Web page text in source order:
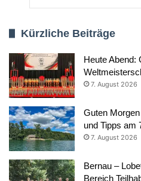
Kürzliche Beiträge
Heute Abend:
7. August 2026
Guten
und Tipps am
7. August 2026
Bernau –
Bereich